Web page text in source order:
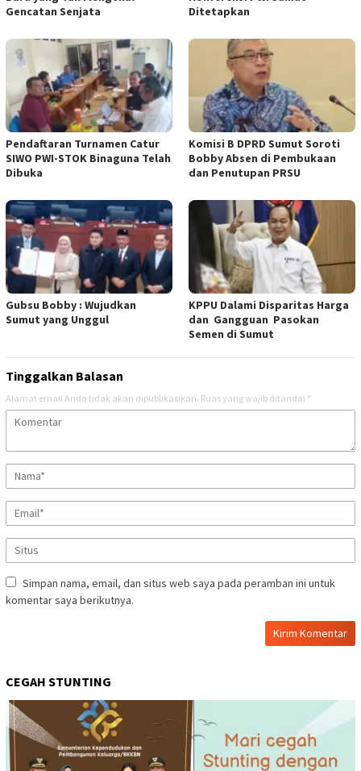
Gencatan Senjata
Ditetapkan
Pendaftaran Turnamen Catur
SIWO PWI-STOK Binaguna Telah
Dibuka
Komisi B DPRD Sumut Soroti
Bobby Absen di Pembukaan
dan Penutupan PRSU
Gubsu Bobby : Wujudkan
Sumut yang Unggul
KPPU Dalami Disparitas Harga
dan Gangguan Pasokan
Semen di Sumut
Tinggalkan Balasan
Alamat email Anda tidak akan dipublikasikan. Ruas yang wajib ditandai *
Simpan nama, email, dan situs web saya pada peramban ini untuk
komentar saya berikutnya.
CEGAH STUNTING